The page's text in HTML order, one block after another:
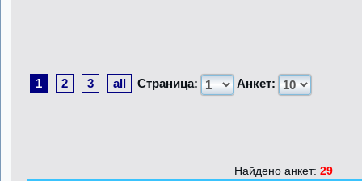
1 2 3 all Страница: Анкет:
Найдено анкет: 29